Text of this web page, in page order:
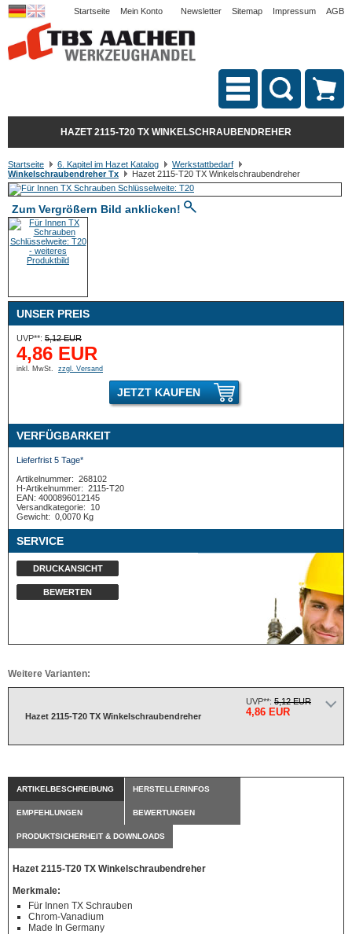
Startseite Mein Konto Newsletter Sitemap Impressum AGB
HAZET 2115-T20 TX WINKELSCHRAUBENDREHER
Startseite 6. Kapitel im Hazet Katalog
Werkstattbedarf
Winkelschraubendreher Tx
Hazet 2115-T20 TX Winkelschraubendreher
Zum Vergrößern Bild anklicken!
UNSER PREIS
UVP**: 5,12 EUR
4,86 EUR
inkl. MwSt. zzgl. Versand
JETZT KAUFEN
VERFÜGBARKEIT
Lieferfrist 5 Tage*
Artikelnummer: 268102
H-Artikelnummer: 2115-T20
EAN: 4000896012145
Versandkategorie:
10
Gewicht: 0,0070 Kg
SERVICE
DRUCKANSICHT
BEWERTEN
Weitere Varianten:
Hazet 2115-T20 TX Winkelschraubendreher
UVP**: 5,12 EUR
4,86 EUR
ARTIKELBESCHREIBUNG HERSTELLERINFOS
EMPFEHLUNGEN BEWERTUNGEN
PRODUKTSICHERHEIT & DOWNLOADS
Hazet 2115-T20 TX Winkelschraubendreher
Merkmale:
Für Innen TX Schrauben
Chrom-Vanadium
Made In Germany